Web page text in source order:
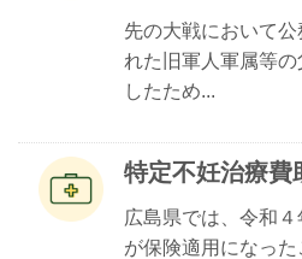
先の大戦において
れた旧軍人軍属等
したため...
特定不妊治療費
広島県では、令和
が保険適用になっ